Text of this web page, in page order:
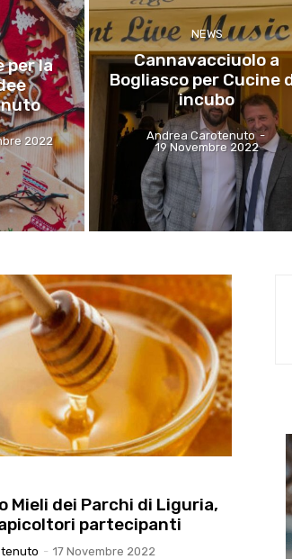
per la
2022
NEWS
Cannavacciuolo a
Bogliasco per Cucine
incubo
Andrea Carotenuto -
19 Novembre 2022
Mieli dei Parchi di Liguria,
partecipanti
- 17 Novembre 2022